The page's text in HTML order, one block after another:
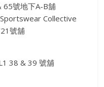
65號地下A-B舖
Collective
號舖
38 & 39 號舖